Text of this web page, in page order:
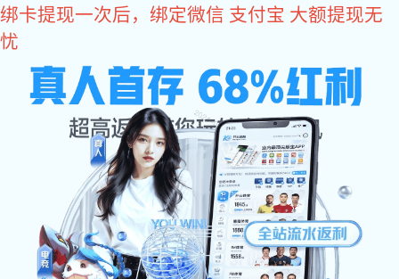
狗子28
视频中心
Nucleon is a supplier of complete solutions for new Chinese
cranes and material transportation